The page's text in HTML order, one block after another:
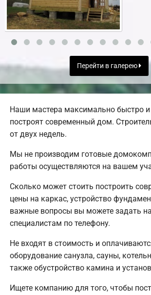
Перейти в галерею
Наши мастера максимально быстро и
построят современный дом.
от двух недель.
Мы не производим готовые
работы осуществляются на вашем
Сколько может стоить построить
цены на каркас, устройство
важные вопросы вы можете задать
специалистам по телефону.
Не входят в стоимость и
оборудование санузла, сауны,
также обустройство камина и
Ищете компанию для того, чтобы